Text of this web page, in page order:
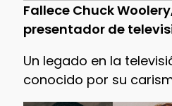
Fallece Chuck
presentador de
Un legado en la
conocido por su